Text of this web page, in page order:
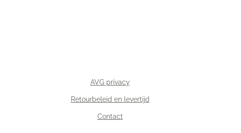
AVG privacy
Retourbeleid en levertijd
Contact